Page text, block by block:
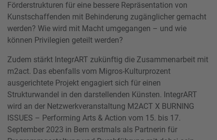
Förderstrukturen für eine bessere Repräsentation von
Kunstschaffenden mit Behinderung zugänglicher gemacht
werden? Wie wird mit Macht umgegangen – und wie
können Privilegien geteilt werden?
Zudem stärkt IntegrART zukünftig die Zusammenarbeit mit
m2act. Das ebenfalls vom Migros-Kulturprozent
ausgerichtete Projekt engagiert sich für einen
Strukturwandel in den darstellenden Künsten. IntegrART
wird an der Netzwerkveranstaltung M2ACT X BURNING
ISSUES – Performing Arts & Action vom 15. bis 17.
September 2023 in Bern erstmals als Partnerin für